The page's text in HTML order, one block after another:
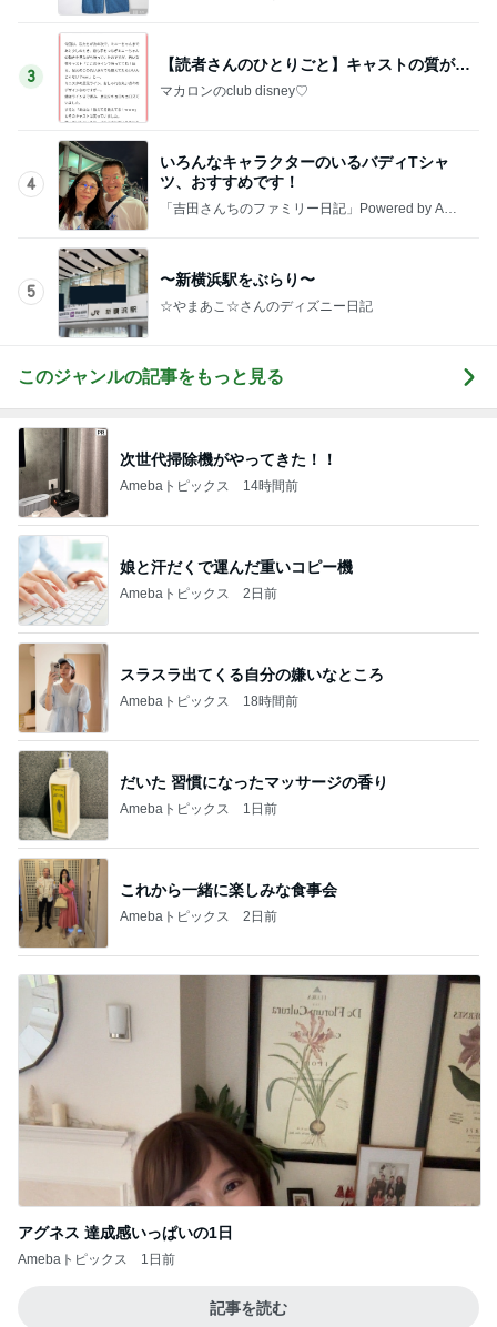
3
【読者さんのひとりごと】キャストの質が…
マカロンのclub disney♡
4
いろんなキャラクターのいるバディTシャ
ツ、おすすめです！
「吉田さんちのファミリー日記」Powered by Ame
5
〜新横浜駅をぶらり〜
☆やまあこ☆さんのディズニー日記
このジャンルの記事をもっと見る
次世代掃除機がやってきた！！
Amebaトピックス 14時間前
娘と汗だくで運んだ重いコピー機
Amebaトピックス 2日前
スラスラ出てくる自分の嫌いなところ
Amebaトピックス 18時間前
だいた 習慣になったマッサージの香り
Amebaトピックス 1日前
これから一緒に楽しみな食事会
Amebaトピックス 2日前
アグネス 達成感いっぱいの1日
Amebaトピックス 1日前
記事を読む